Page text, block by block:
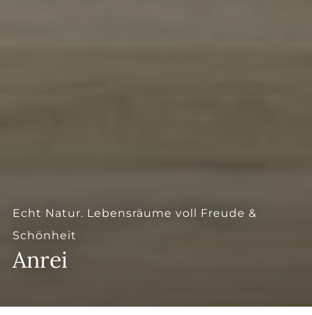
Echt Natur. Lebensräume voll Freude &
Schönheit
Anrei